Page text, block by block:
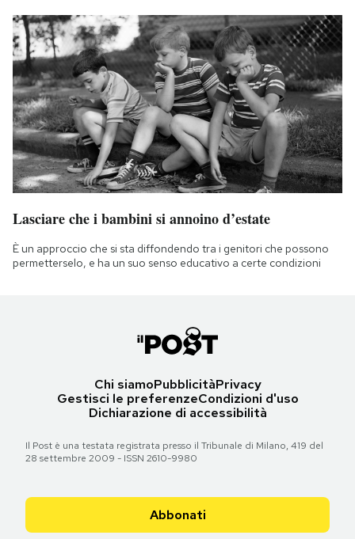
Lasciare che i bambini si annoino d’estate
È un approccio che si sta diffondendo tra i genitori che possono
permetterselo, e ha un suo senso educativo a certe condizioni
Chi siamoPubblicitàPrivacy
Gestisci le preferenzeCondizioni d'uso
Dichiarazione di accessibilità
Il Post è una testata registrata presso il Tribunale di Milano, 419 del
28 settembre 2009 - ISSN 2610-9980
Abbonati